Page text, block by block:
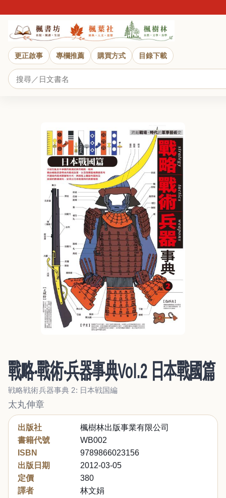
更正啟事 專欄推薦 購買方式 目錄下載
戰略‧戰術‧兵器事典Vol.2 日本戰國篇
戦略戦術兵器事典 2: 日本戦国編
太丸伸章
出版社
楓樹林出版事業有限公司
書籍代號
WB002
ISBN
9789866023156
出版日期
2012-03-05
定價
380
譯者
林文娟